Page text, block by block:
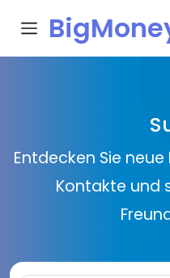
Entdecken Sie
Kontakte und